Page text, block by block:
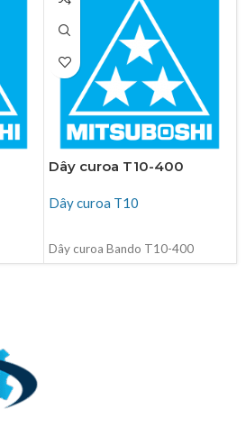
Dây curoa T10-400
Dây curoa T10
Dây curoa Bando T10-400